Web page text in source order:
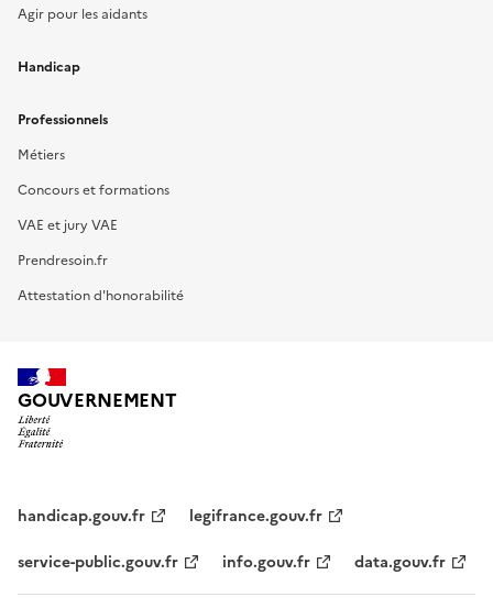
Agir pour les aidants
Handicap
Professionnels
Métiers
Concours et formations
VAE et jury VAE
Prendresoin.fr
Attestation d'honorabilité
GOUVERNEMENT
handicap.gouv.fr
legifrance.gouv.fr
service-public.gouv.fr
info.gouv.fr data.gouv.fr